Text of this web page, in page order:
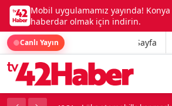
Mobil uygulamamız yayında!
haberdar olmak için indirin.
Canlı Yayın Ana Sayfa